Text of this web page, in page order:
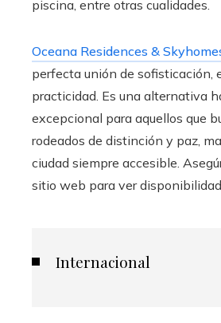
piscina, entre otras cualidades.
Oceana Residences &
perfecta unión de sofisticación,
practicidad. Es una alternativa
excepcional para aquellos que
rodeados de distinción y paz,
ciudad siempre accesible.
sitio web para ver
Internacional